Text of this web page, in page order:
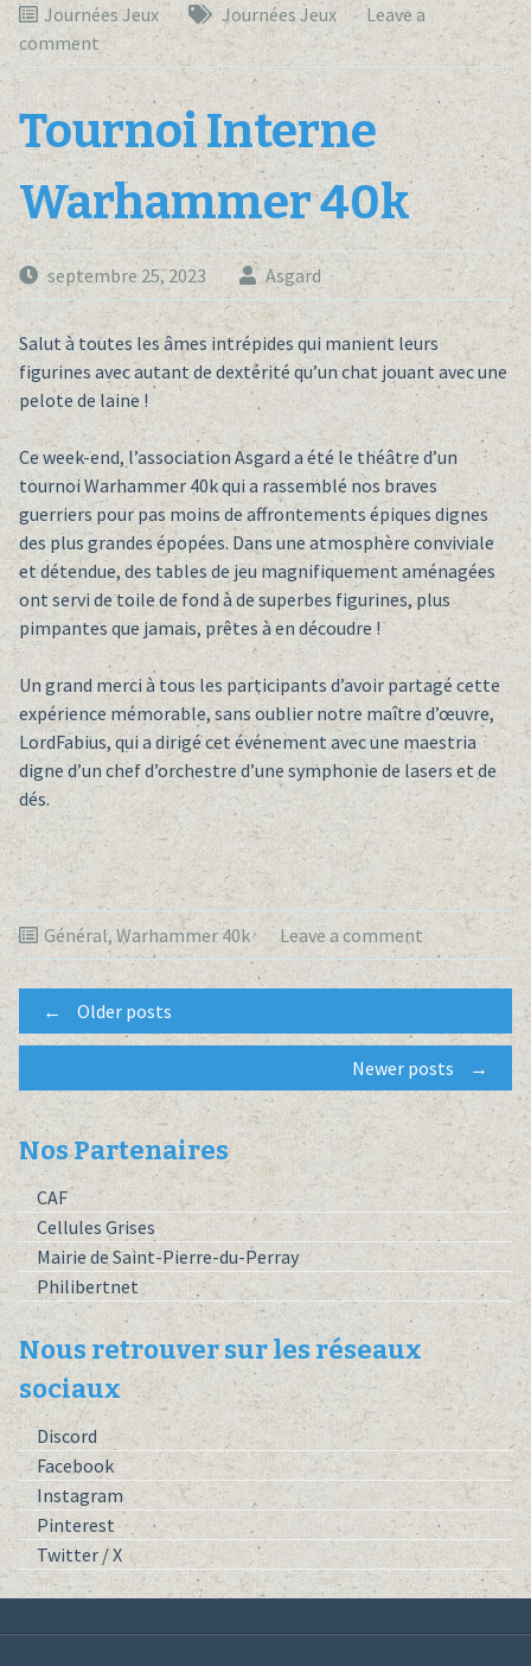
Journées Jeux Journées Jeux
Leave a
comment
Tournoi Interne
Warhammer 40k
septembre 25, 2023 Asgard
Salut à toutes les âmes intrépides qui manient leurs
figurines avec autant de dextérité qu’un chat jouant avec une
pelote de laine !
Ce week-end, l’association Asgard a été le théâtre d’un
tournoi Warhammer 40k qui a rassemblé nos braves
guerriers pour pas moins de affrontements épiques dignes
des plus grandes épopées. Dans une atmosphère conviviale
et détendue, des tables de jeu magnifiquement aménagées
ont servi de toile de fond à de superbes figurines, plus
pimpantes que jamais, prêtes à en découdre !
Un grand merci à tous les participants d’avoir partagé cette
expérience mémorable, sans oublier notre maître d’œuvre,
LordFabius, qui a dirigé cet événement avec une maestria
digne d’un chef d’orchestre d’une symphonie de lasers et de
dés.
Général, Warhammer 40k Leave a comment
Posts
navigation
← Older posts
Newer posts →
Nos Partenaires
CAF
Cellules Grises
Mairie de Saint-Pierre-du-Perray
Philibertnet
Nous retrouver sur les réseaux
sociaux
Discord
Facebook
Instagram
Pinterest
Twitter / X